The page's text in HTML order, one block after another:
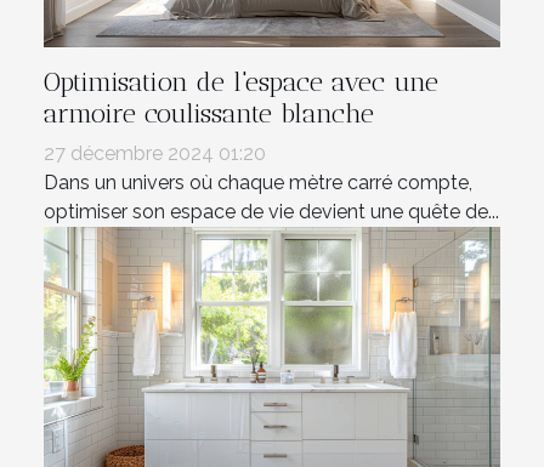
Optimisation de l'espace avec une
armoire coulissante blanche
27 décembre 2024 01:20
Dans un univers où chaque mètre carré compte,
optimiser son espace de vie devient une quête de...